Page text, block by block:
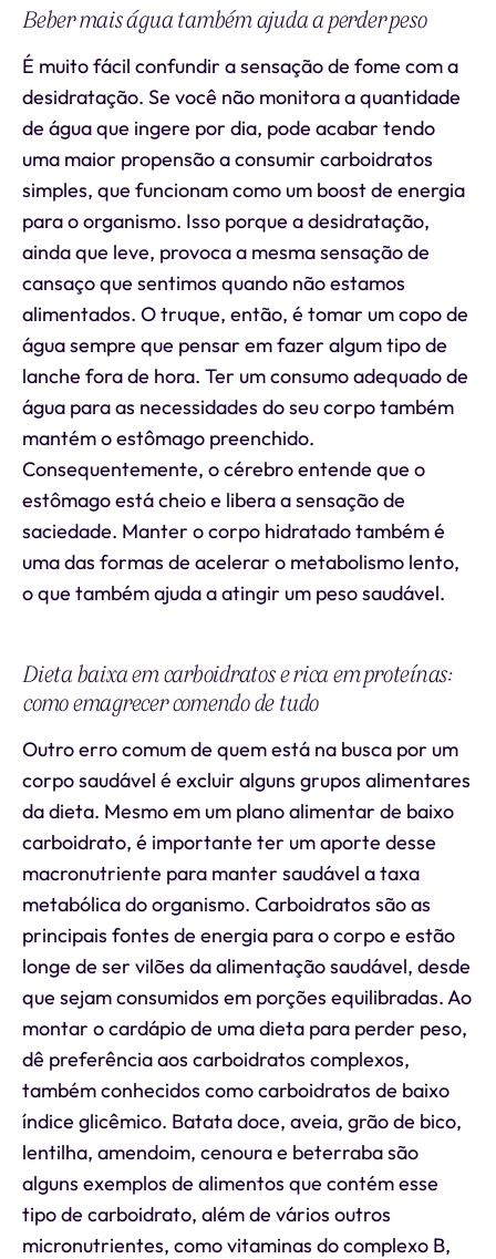
Beber mais água também ajuda a perder peso
É muito fácil confundir a sensação de fome com a
desidratação. Se você não monitora a quantidade
de água que ingere por dia, pode acabar tendo
uma maior propensão a consumir carboidratos
simples, que funcionam como um boost de energia
para o organismo. Isso porque a desidratação,
ainda que leve, provoca a mesma sensação de
cansaço que sentimos quando não estamos
alimentados. O truque, então, é tomar um copo de
água sempre que pensar em fazer algum tipo de
lanche fora de hora. Ter um consumo adequado de
água para as necessidades do seu corpo também
mantém o estômago preenchido.
Consequentemente, o cérebro entende que o
estômago está cheio e libera a sensação de
saciedade. Manter o corpo hidratado também é
uma das formas de acelerar o metabolismo lento,
o que também ajuda a atingir um peso saudável.
Dieta baixa em carboidratos e rica em proteínas:
como emagrecer comendo de tudo
Outro erro comum de quem está na busca por um
corpo saudável é excluir alguns grupos alimentares
da dieta. Mesmo em um plano alimentar de baixo
carboidrato, é importante ter um aporte desse
macronutriente para manter saudável a taxa
metabólica do organismo. Carboidratos são as
principais fontes de energia para o corpo e estão
longe de ser vilões da alimentação saudável, desde
que sejam consumidos em porções equilibradas. Ao
montar o cardápio de uma dieta para perder peso,
dê preferência aos carboidratos complexos,
também conhecidos como carboidratos de baixo
índice glicêmico. Batata doce, aveia, grão de bico,
lentilha, amendoim, cenoura e beterraba são
alguns exemplos de alimentos que contém esse
tipo de carboidrato, além de vários outros
micronutrientes, como vitaminas do complexo B,